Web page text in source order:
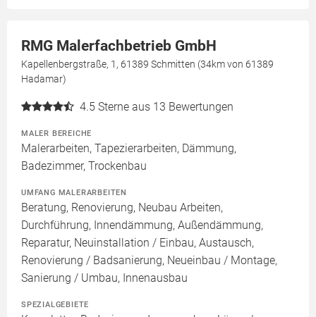
RMG Malerfachbetrieb GmbH
Kapellenbergstraße, 1, 61389 Schmitten (34km von 61389
Hadamar)
4.5 Sterne aus 13 Bewertungen
MALER BEREICHE
Malerarbeiten, Tapezierarbeiten, Dämmung,
Badezimmer, Trockenbau
UMFANG MALERARBEITEN
Beratung, Renovierung, Neubau Arbeiten,
Durchführung, Innendämmung, Außendämmung,
Reparatur, Neuinstallation / Einbau, Austausch,
Renovierung / Badsanierung, Neueinbau / Montage,
Sanierung / Umbau, Innenausbau
SPEZIALGEBIETE